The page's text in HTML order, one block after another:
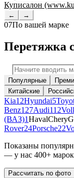
Куписалон
← →
07По вашей марке
Перетяжка
Популярные
Китайские
Kia12Hyundai5
Benz127Audi112
(ВАЗ)1HavalChery
Rover24Porsche22
Показаны
— у нас 400+
Рассчитать по фото